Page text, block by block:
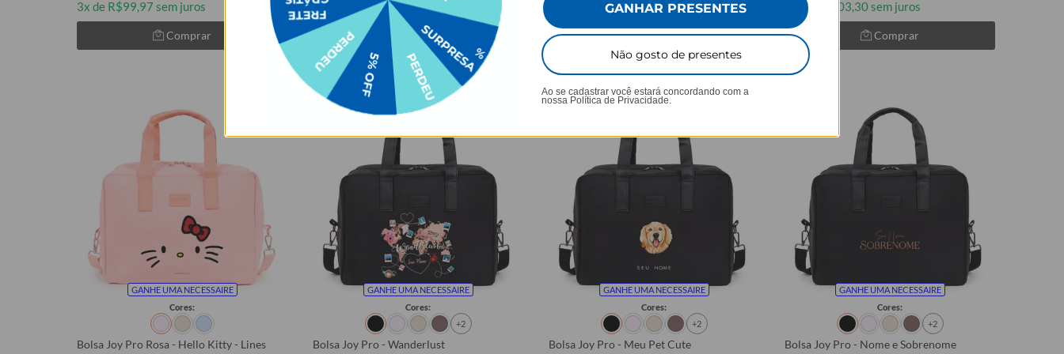
3x de R$99,97 sem juros
Comprar
3x de R$99,97 sem juros
Comprar
3x de R$99,97 sem juros
Comprar
3x de R$103,30 sem juros
Comprar
GANHE UMA NECESSAIRE
Cores:
Bolsa Joy Pro Rosa - Hello Kitty - Lines
GANHE UMA NECESSAIRE
Cores:
+2
Bolsa Joy Pro - Wanderlust
GANHE UMA NECESSAIRE
Cores:
+2
Bolsa Joy Pro - Meu Pet Cute
GANHE UMA NECESSAIRE
Cores:
+2
Bolsa Joy Pro - Nome e Sobrenome
GANHAR PRESENTES
Não gosto de presentes
Ao se cadastrar você estará concordando com a
nossa Política de Privacidade.